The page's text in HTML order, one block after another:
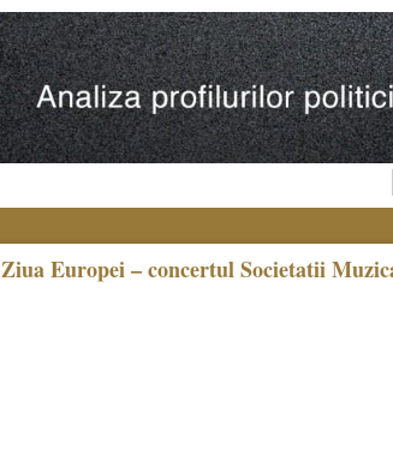
Ziua Europei – concertul Societatii